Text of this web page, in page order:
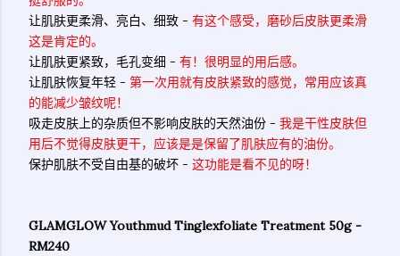
让肌肤更柔滑、亮白、细致 - 有这个感受，磨砂后皮肤更柔滑
这是肯定的。
让肌肤更紧致，毛孔变细 - 有！很明显的用后感。
让肌肤恢复年轻 - 第一次用就有皮肤紧致的感觉，常用应该真
的能减少皱纹呢！
吸走皮肤上的杂质但不影响皮肤的天然油份 - 我是干性皮肤但
用后不觉得皮肤更干，应该是是保留了肌肤应有的油份。
保护肌肤不受自由基的破坏 - 这功能是看不见的呀！
GLAMGLOW Youthmud Tinglexfoliate Treatment 50g -
RM240